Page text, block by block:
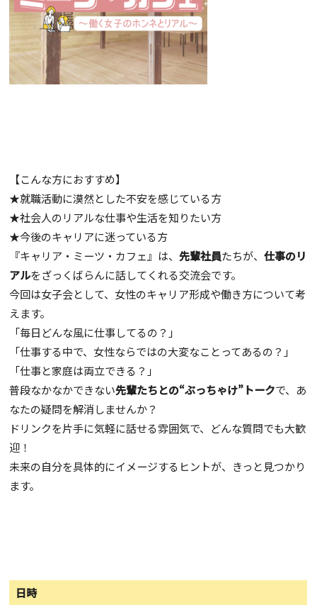
【こんな方におすすめ】
★就職活動に漠然とした不安を感じている方
★社会人のリアルな仕事や生活を知りたい方
★今後のキャリアに迷っている方
『キャリア・ミーツ・カフェ』は、先輩社員たちが、仕事のリ
アルをざっくばらんに話してくれる交流会です。
今回は女子会として、女性のキャリア形成や働き方について考
えます。
「毎日どんな風に仕事してるの？」
「仕事する中で、女性ならではの大変なことってあるの？」
「仕事と家庭は両立できる？」
普段なかなかできない先輩たちとの“ぶっちゃけ”トークで、あ
なたの疑問を解消しませんか？
ドリンクを片手に気軽に話せる雰囲気で、どんな質問でも大歓
迎！
未来の自分を具体的にイメージするヒントが、きっと見つかり
ます。
日時